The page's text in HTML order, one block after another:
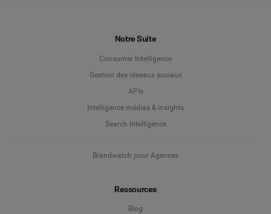
Notre Suite
Consumer Intelligence
Gestion des réseaux sociaux
APIs
Intelligence médias & insights
Search Intelligence
Brandwatch pour Agences
Ressources
Blog